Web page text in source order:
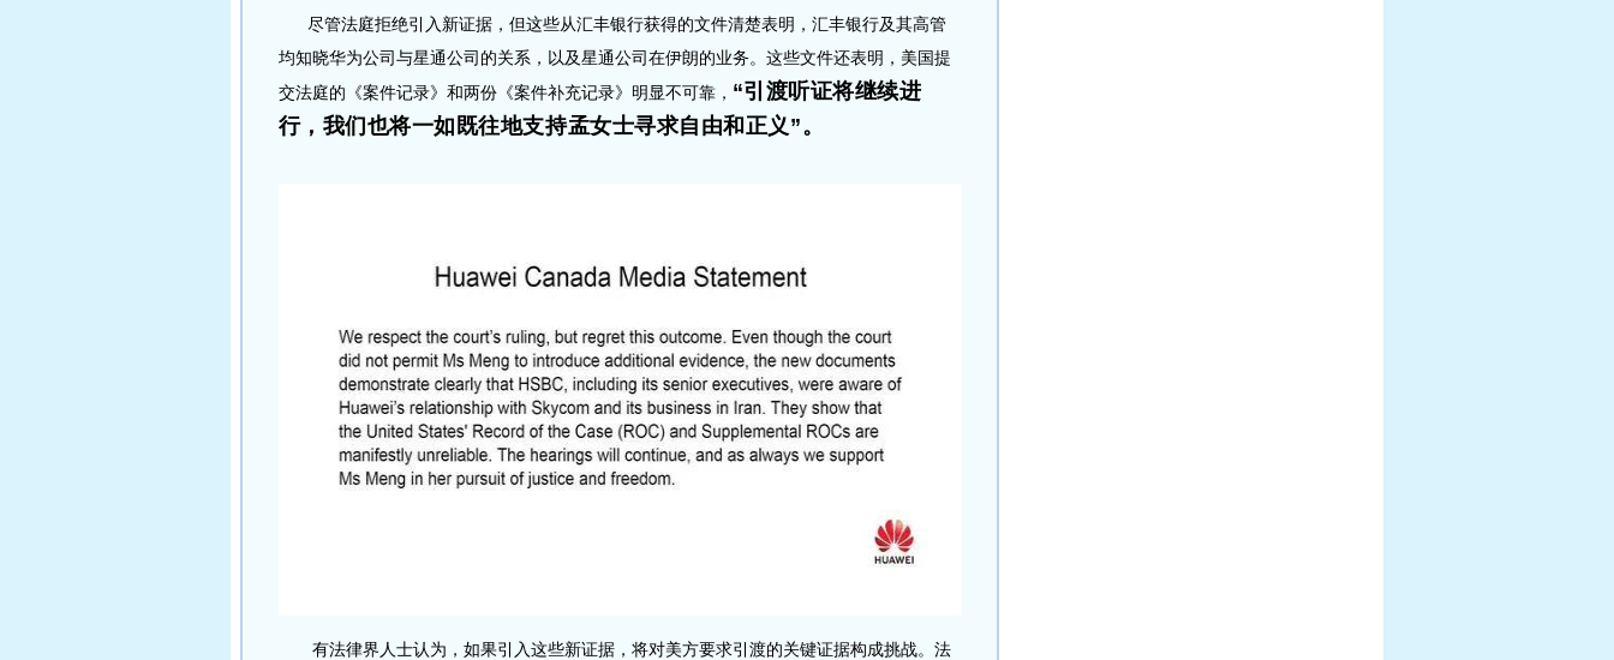
尽管法庭拒绝引入新证据，但这些从汇丰银行获得的文件清楚表明，汇丰银行及其高管
均知晓华为公司与星通公司的关系，以及星通公司在伊朗的业务。这些文件还表明，美国提
交法庭的《案件记录》和两份《案件补充记录》明显不可靠， “引渡听证将继续进
行，我们也将一如既往地支持孟女士寻求自由和正义”。
有法律界人士认为，如果引入这些新证据，将对美方要求引渡的关键证据构成挑战。法